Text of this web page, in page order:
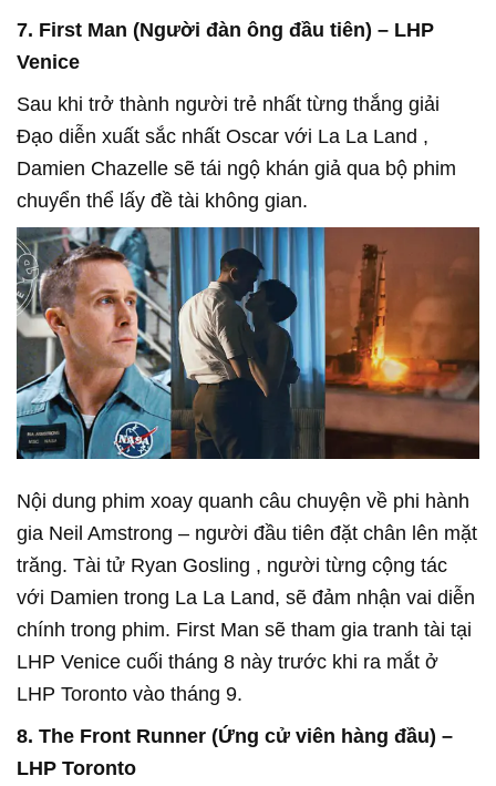
7. First Man (Người đàn ông đầu tiên) – LHP
Venice
Sau khi trở thành người trẻ nhất từng thắng giải
Đạo diễn xuất sắc nhất Oscar với La La Land ,
Damien Chazelle sẽ tái ngộ khán giả qua bộ phim
chuyển thể lấy đề tài không gian.
Nội dung phim xoay quanh câu chuyện về phi hành
gia Neil Amstrong – người đầu tiên đặt chân lên mặt
trăng. Tài tử Ryan Gosling , người từng cộng tác
với Damien trong La La Land, sẽ đảm nhận vai diễn
chính trong phim. First Man sẽ tham gia tranh tài tại
LHP Venice cuối tháng 8 này trước khi ra mắt ở
LHP Toronto vào tháng 9.
8. The Front Runner (Ứng cử viên hàng đầu) –
LHP Toronto